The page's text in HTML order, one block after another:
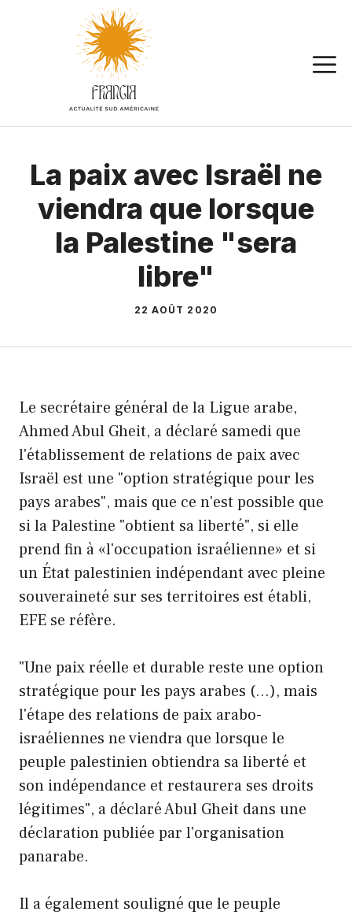
La paix avec Israël ne
viendra que lorsque
la Palestine "sera
libre"
22 AOÛT 2020
Le secrétaire général de la Ligue arabe,
Ahmed Abul Gheit, a déclaré samedi que
l'établissement de relations de paix avec
Israël est une "option stratégique pour les
pays arabes", mais que ce n'est possible que
si la Palestine "obtient sa liberté", si elle
prend fin à «l'occupation israélienne» et si
un État palestinien indépendant avec pleine
souveraineté sur ses territoires est établi,
EFE se réfère.
"Une paix réelle et durable reste une option
stratégique pour les pays arabes (…), mais
l'étape des relations de paix arabo-
israéliennes ne viendra que lorsque le
peuple palestinien obtiendra sa liberté et
son indépendance et restaurera ses droits
légitimes", a déclaré Abul Gheit dans une
déclaration publiée par l'organisation
panarabe.
Il a également souligné que le peuple